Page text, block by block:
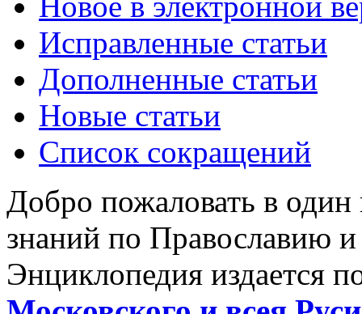
Исправленные статьи
Дополненные статьи
Новые статьи
Список сокращений
Добро пожаловать в
знаний по Православию
Энциклопедия издается